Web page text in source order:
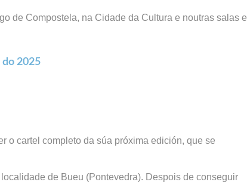
de Compostela, na Cidade da Cultura e noutras salas e
do 2025
o cartel completo da súa próxima edición, que se
de Bueu (Pontevedra). Despois de conseguir